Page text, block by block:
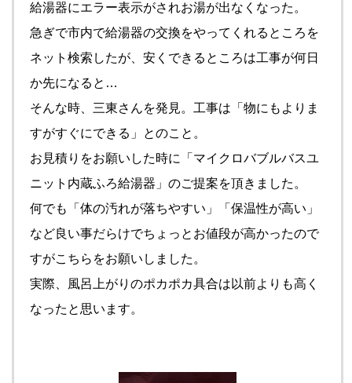
給湯器にエラー表示がされお湯が出なくなった。
急ぎで市内で給湯器の交換をやってくれるところを
ネット検索したが、安くできるところは工事が何日
か先になると…
そんな時、三東さんを発見。工事は「物にもよりま
すがすぐにできる」とのこと。
お見積りをお願いした時に「マイクロバブルバスユ
ニット内蔵ふろ給湯器」のご提案を頂きました。
何でも「体の汚れが落ちやすい」「保温性が高い」
など良い事だらけでちょっとお値段が高かったので
すがこちらをお願いしました。
実際、風呂上がりのポカポカ具合は以前よりも高く
なったと思います。